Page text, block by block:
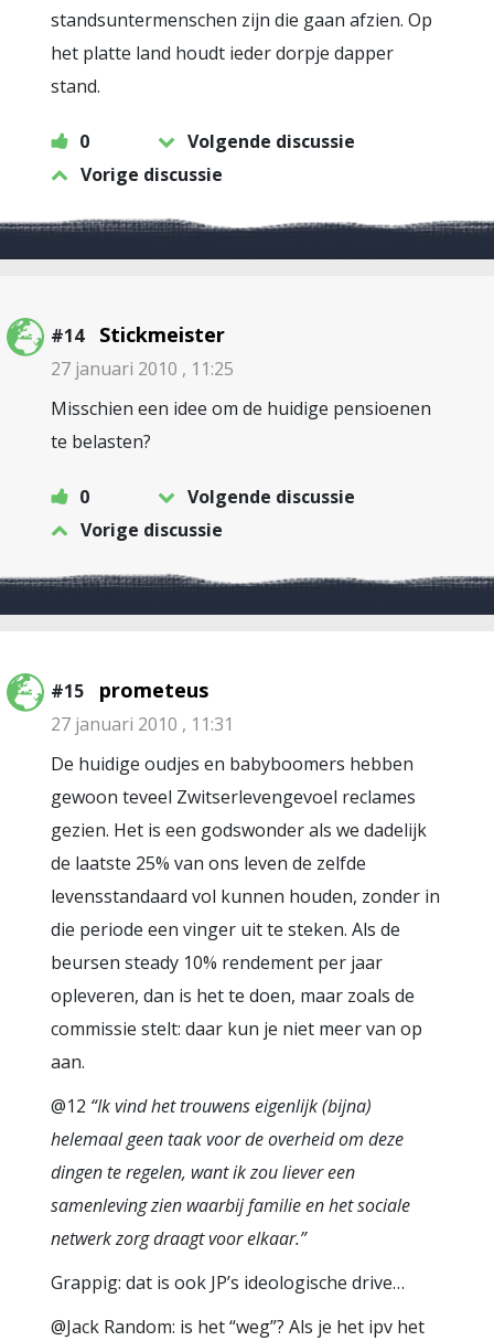
standsuntermenschen zijn die gaan afzien. Op
het platte land houdt ieder dorpje dapper
stand.
0
Volgende discussie
Vorige discussie
#14 Stickmeister
27 januari 2010 , 11:25
Misschien een idee om de huidige pensioenen
te belasten?
0
Volgende discussie
Vorige discussie
#15 prometeus
27 januari 2010 , 11:31
De huidige oudjes en babyboomers hebben
gewoon teveel Zwitserlevengevoel reclames
gezien. Het is een godswonder als we dadelijk
de laatste 25% van ons leven de zelfde
levensstandaard vol kunnen houden, zonder in
die periode een vinger uit te steken. Als de
beursen steady 10% rendement per jaar
opleveren, dan is het te doen, maar zoals de
commissie stelt: daar kun je niet meer van op
aan.
@12 “Ik vind het trouwens eigenlijk (bijna)
helemaal geen taak voor de overheid om deze
dingen te regelen, want ik zou liever een
samenleving zien waarbij familie en het sociale
netwerk zorg draagt voor elkaar.”
Grappig: dat is ook JP’s ideologische drive…
@Jack Random: is het “weg”? Als je het ipv het